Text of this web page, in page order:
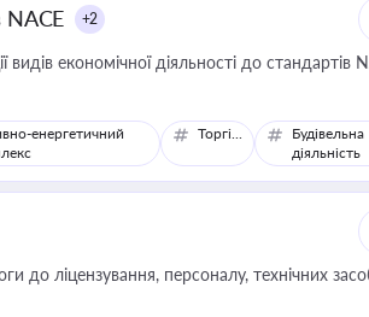
NACE +2
економічної діяльності до стандартів
енергетичний
Торгівля
Будівельна
діяльність
до ліцензування, персоналу, технічних